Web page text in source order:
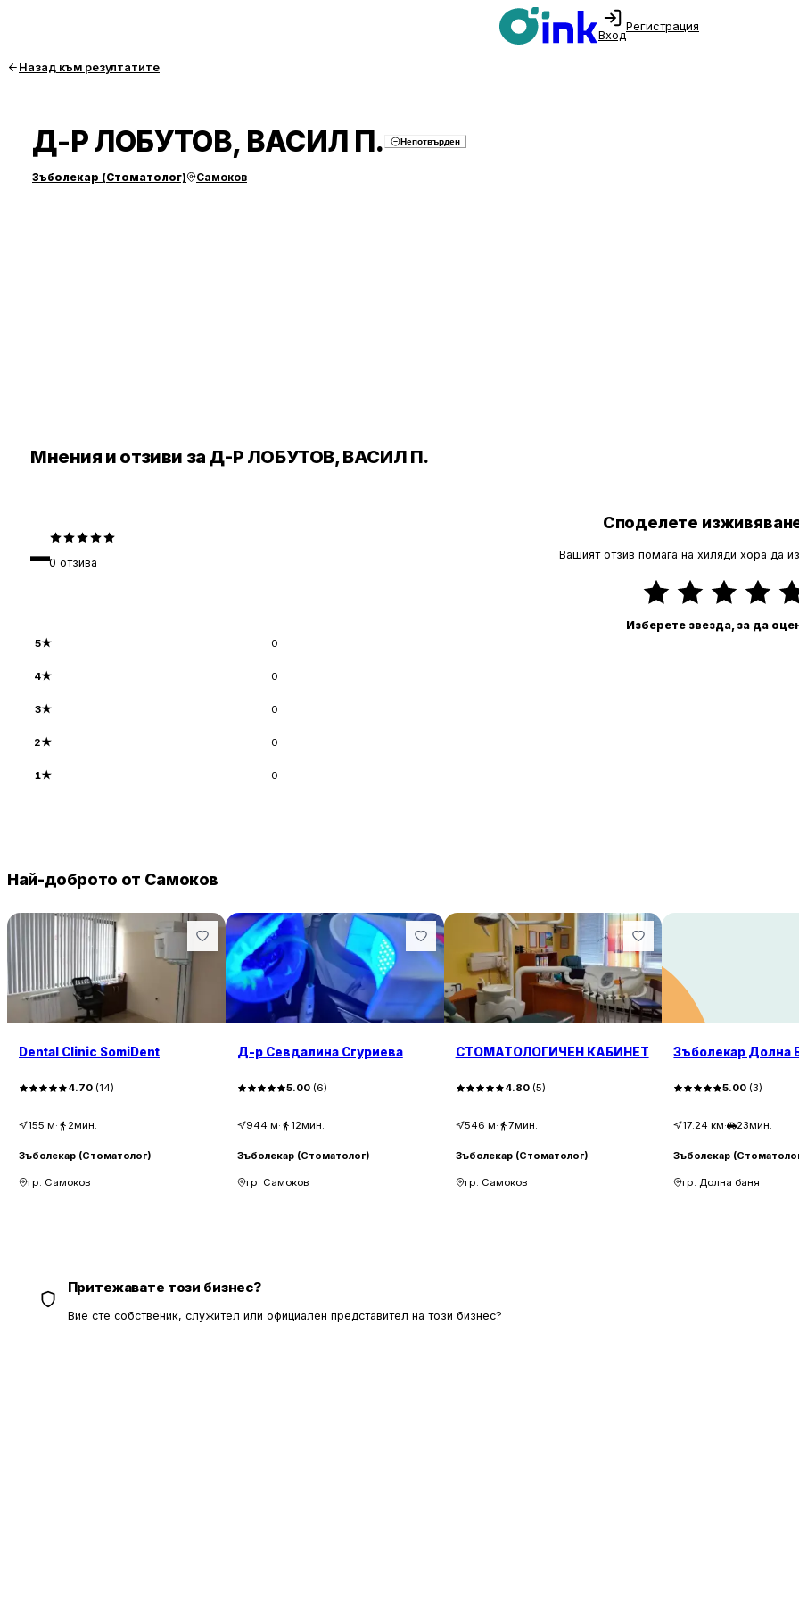
Вход
Регистрация
Назад към резултатите
Д-Р ЛОБУТОВ, ВАСИЛ П. Непотвърден
Зъболекар (Стоматолог) Самоков
Мнения и отзиви за Д-Р ЛОБУТОВ, ВАСИЛ П.
–0 отзива
5★ 0
4★ 0
3★ 0
2★ 0
1★ 0
Споделете
Вашият отзив помага на хиляди хора да
Изберете звезда, за да
Най-доброто от Самоков
Dental Clinic SomiDent
4.70 (14)
155 м· 2мин.
Зъболекар (Стоматолог)
гр. Самоков
Д-р Севдалина Сгуриева
5.00(6)
944 м· 12мин.
Зъболекар (Стоматолог)
гр. Самоков
СТОМАТОЛОГИЧЕН КАБИНЕТ
4.80(5)
546 м· 7мин.
Зъболекар (Стоматолог)
гр. Самоков
Зъболекар Долна
5.00 (3)
17.24 км· 23мин.
Зъболекар
гр. Долна баня
Притежавате този бизнес?
Вие сте собственик, служител или официален представител на този бизнес?